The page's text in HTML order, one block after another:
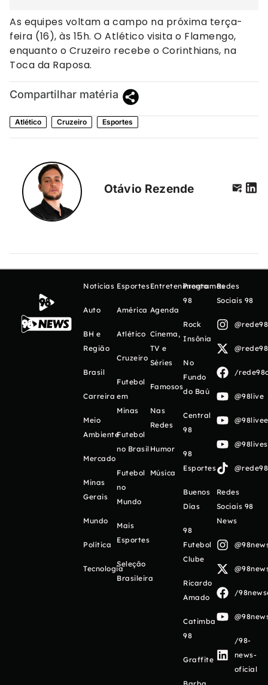
As equipes voltam a campo na próxima terça-
feira (16), às 15h. O Atlético visita o Flamengo,
enquanto o Cruzeiro recebe o Corinthians, na
Toca da Raposa.
Compartilhar matéria
Atlético Cruzeiro Esportes
Otávio Rezende
Notícias
Auto
BH e
Região
Brasil
Carreira
Meio
Ambiente
Mercado
Minas
Gerais
Mundo
Política
Tecnologia
Esportes
América
Atlético
Cruzeiro
Futebol
em
Minas
Futebol
no Brasil
Futebol
no
Mundo
Mais
Esportes
Seleção
Brasileira
Entretenimento
Agenda
Cinema,
TV e
Séries
Famosos
Nas
Redes
Humor
Música
Programas
98
Rock
Insônia
No
Fundo
do Baú
Central
98
98
Esportes
Buenos
Días
98
Futebol
Clube
Ricardo
Amado
Catimba
98
Graffite
Redes
Sociais 98
/
@98live
Redes
Sociais 98
News
/
/98-
news-
oficial